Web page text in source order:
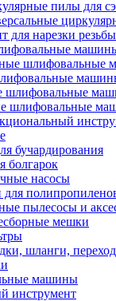
пилы для
для нарезки резьбы
шлифовальные
шлифовальные
шлифовальные
бучардирования
болгарок
насосы
для
пылесосы и
мешки
шланги,
машины
инструмент